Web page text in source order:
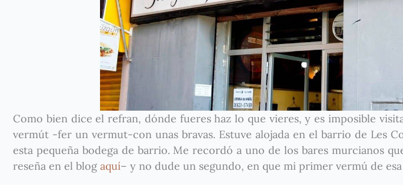
Como bien dice el refran, dónde fueres haz lo que vieres, y es imposible
vermút -fer un vermut-con unas bravas. Estuve alojada en el barrio de Les
esta pequeña bodega de barrio. Me recordó a uno de los bares murcianos
reseña en el blog aquí– y no dude un segundo, en que mi primer vermú de esa